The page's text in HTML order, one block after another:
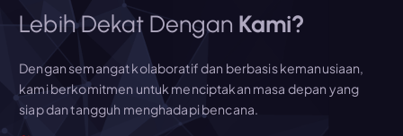
Lebih Dekat Dengan Kami?
Dengan semangat kolaboratif dan berbasis kemanusiaan,
kami berkomitmen untuk menciptakan masa depan yang
siap dan tangguh menghadapi bencana.